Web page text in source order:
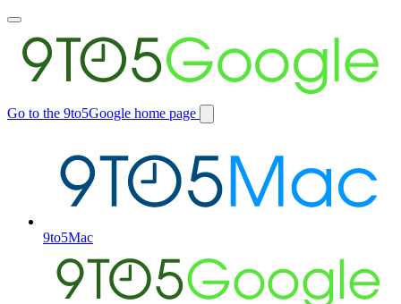
Toggle
main
menu
Go to the 9to5Google home page
Switch
9to5Mac